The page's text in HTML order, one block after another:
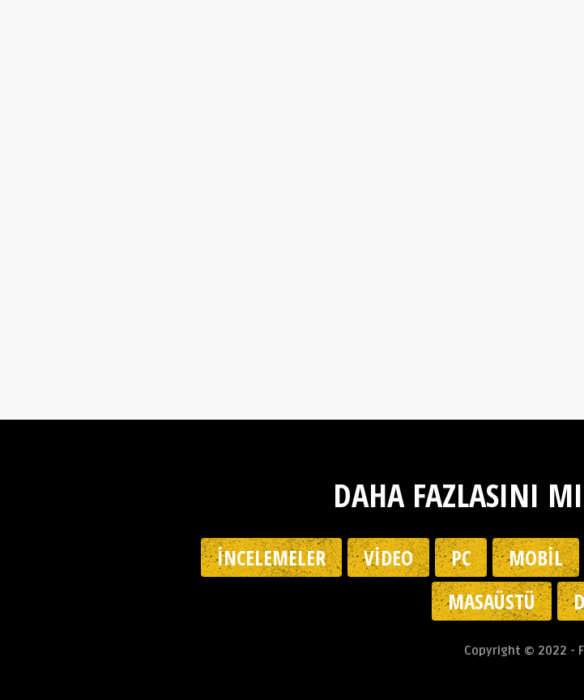
DAHA FAZLASINI
İNCELEMELER VIDEO PC MOBIL
MASAÜSTÜ
Copyright © 2022 -